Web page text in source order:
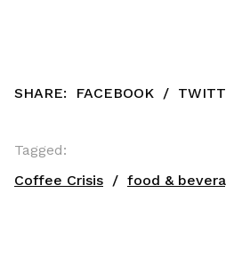
SHARE: FACEBOOK /
Tagged:
Coffee Crisis
food &